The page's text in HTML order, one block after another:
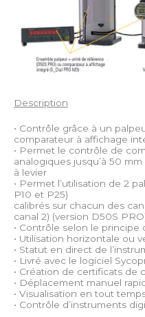
Description
• Contrôle grâce à un
comparateur à affichage
• Permet le contrôle de
analogiques jusqu’à 50
à levier
• Permet l’utilisation de 2
P10 et P25)
calibrés sur chacun des
canal 2) (version D50S
• Contrôle selon le principe
• Utilisation horizontale ou
• Statut en direct de
• Livré avec le logiciel
• Création de certificats de
• Déplacement manuel
• Visualisation en tout
• Contrôle d’instruments